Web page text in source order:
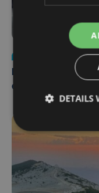
za 1
Belgisch Solar
eerst in VS
DETAILS